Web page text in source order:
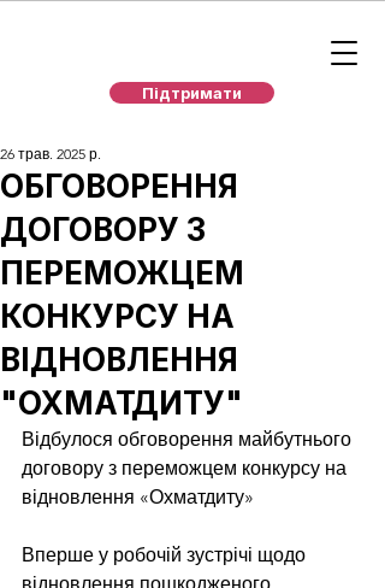
Підтримати
ОБГОВОРЕННЯ
ДОГОВОРУ З
ПЕРЕМОЖЦЕМ
КОНКУРСУ НА
ВІДНОВЛЕННЯ
"ОХМАТДИТУ"
26 трав. 2025 р.
Відбулося обговорення майбутнього
договору з переможцем конкурсу на
відновлення «Охматдиту»
Вперше у робочій зустрічі щодо